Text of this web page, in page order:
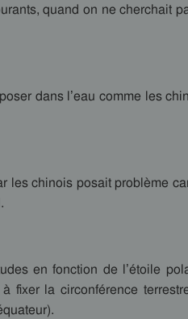
quand on ne cherchait
dans l’eau comme les
les chinois posait problème
en fonction de l’étoile
fixer la circonférence